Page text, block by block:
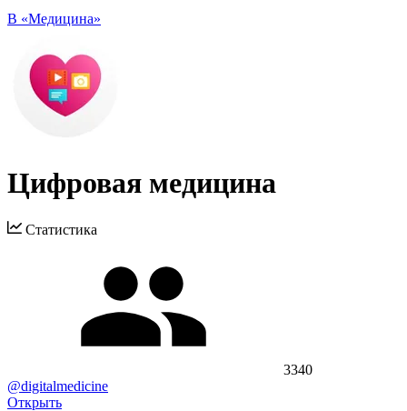
В «Медицина»
Цифровая медицина
Статистика
3340
@digitalmedicine
Открыть